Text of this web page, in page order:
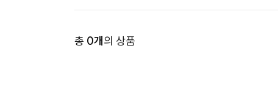
총 0개 의 상품